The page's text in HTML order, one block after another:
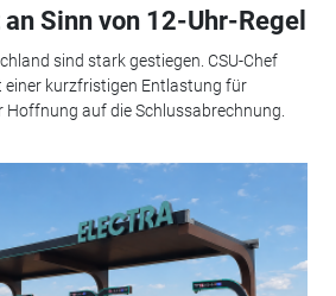
Sinn von 12-Uhr-Regel
sind stark gestiegen. CSU-Chef
einer kurzfristigen Entlastung für
auf die Schlussabrechnung.